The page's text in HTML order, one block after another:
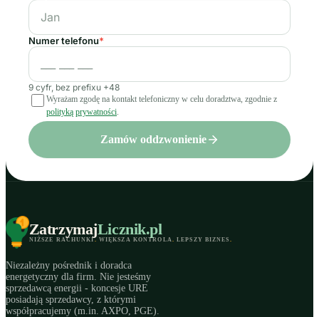
Numer telefonu*
9 cyfr, bez prefixu +48
Wyrażam zgodę na kontakt telefoniczny w celu doradztwa, zgodnie z
polityką prywatności.
Zamów oddzwonienie
ZatrzymajLicznik.pl
NIŻSZE RACHUNKI. WIĘKSZA KONTROLA. LEPSZY BIZNES .
Niezależny pośrednik i doradca
energetyczny dla firm. Nie jesteśmy
sprzedawcą energii - koncesje URE
posiadają sprzedawcy, z którymi
współpracujemy (m.in. AXPO, PGE).